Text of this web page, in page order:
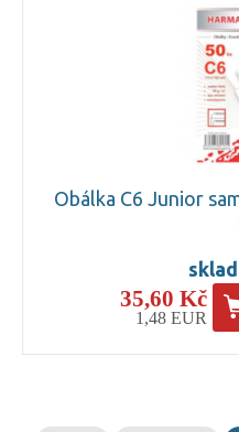
Obálka C6 Junior
35,60 Kč
1,48 EUR